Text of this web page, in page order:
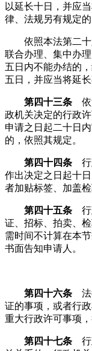
以延长十日，并应
律、法规另有规定的
依照本法第二十
联合办理、集中办
五日内不能办结的
五日，并应当将延
第四十三条 依
政机关决定的行政
申请之日起二十日
的，依照其规定。
第四十四条 行
作出决定之日起十
者加贴标签、加盖
第四十五条 行
证、招标、拍卖、
需时间不计算在本
书面告知申请人。
第四十六条 法
证的事项，或者行
重大行政许可事项
第四十七条 行